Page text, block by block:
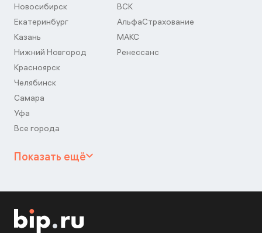
Новосибирск
Екатеринбург
Казань
Нижний Новгород
Красноярск
Челябинск
Самара
Уфа
Все города
ВСК
АльфаСтрахование
МАКС
Ренессанс
Показать ещё